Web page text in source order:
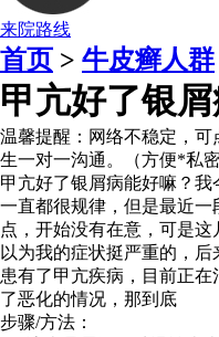
来院路线
首页 > 牛皮癣人群
甲亢好了银
温馨提醒： 网络不稳定，
生一对一沟通。（方便*私
甲亢好了银屑病能好嘛？
一直都很规律，但是最近
点，开始没有在意，可是
以为我的症状挺严重的，
患有了甲亢疾病，目前正
了恶化的情况，那到底
步骤/方法：